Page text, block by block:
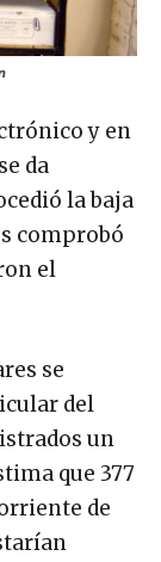
y en
da
la baja
comprobó
el
se
del
un
que 377
de